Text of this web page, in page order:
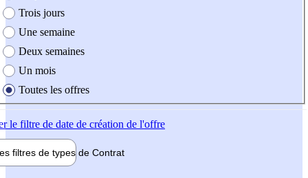
Trois jours
Une semaine
Deux semaines
Un mois
Toutes les offres
le filtre de date de création de l'offre
filtres de types de Contrat